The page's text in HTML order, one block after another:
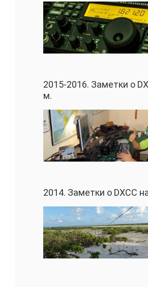
2015-2016. Заметки о
м.
2014. Заметки о DXCC